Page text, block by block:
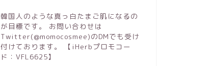
韓国人のような真っ白たまご肌になるの
が目標です。 お問い合わせは
Twitter(@momocosmee)のDMでも受け
付けております。 【iHerbプロモコー
ド：VFL6625】